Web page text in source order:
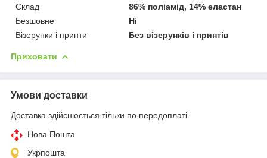
Склад
86% поліамід, 14% еластан
Безшовне
Ні
Візерунки і принти
Без візерунків і принтів
Приховати
Умови доставки
Доставка здійснюється тільки по передоплаті.
Нова Пошта
Укрпошта